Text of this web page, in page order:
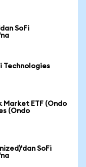
SoFi
Technologies
Market ETF (Ondo
(Ondo
SoFi